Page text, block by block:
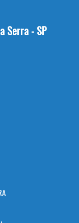
Serra - SP